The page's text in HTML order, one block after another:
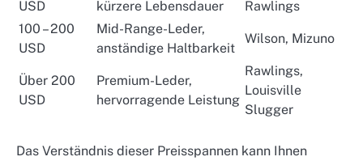
USD kürzere Lebensdauer
Rawlings
100 – 200
USD
Mid-Range-Leder,
anständige Haltbarkeit
Wilson, Mizuno
Über 200
USD
Premium-Leder,
hervorragende Leistung
Rawlings,
Louisville
Slugger
Das Verständnis dieser Preisspannen kann Ihnen